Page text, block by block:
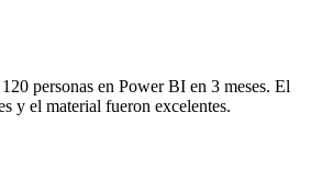
personas en Power BI en 3 meses. El
y el material fueron excelentes.